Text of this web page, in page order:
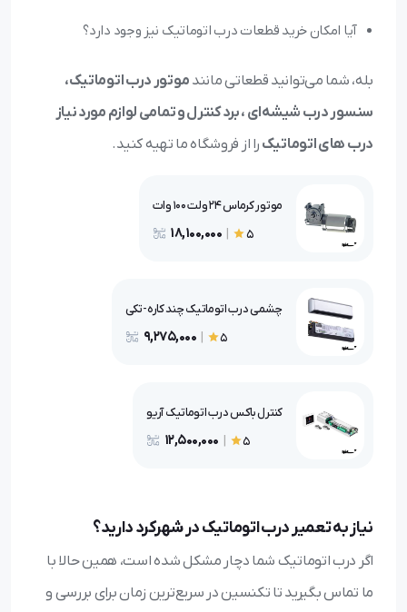
آیا امکان خرید قطعات درب اتوماتیک نیز وجود دارد؟
بله، شما می‌توانید قطعاتی مانند موتور درب اتوماتیک،
سنسور درب شیشه‌ای ، برد کنترل و تمامی لوازم مورد نیاز
درب های اتوماتیک را از فروشگاه ما تهیه کنید.
موتور کرماس 24 ولت 100 وات
5
|
18,100,000
چشمی درب اتوماتیک چند کاره-تکی
5
|
9,275,000
کنترل باکس درب اتوماتیک آریو
5
|
12,500,000
نیاز به تعمیر درب اتوماتیک در شهرکرد دارید؟
اگر درب اتوماتیک شما دچار مشکل شده است، همین حالا با
ما تماس بگیرید تا تکنسین در سریع‌ترین زمان برای بررسی و